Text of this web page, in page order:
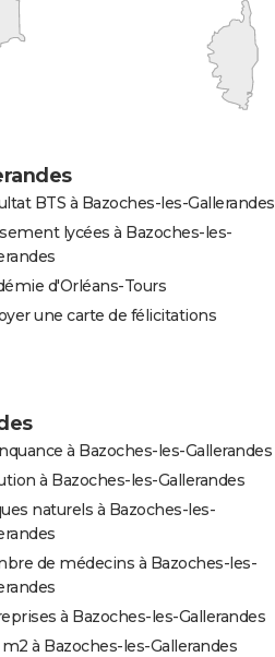
BTS à Bazoches-les-Gallerandes
lycées à Bazoches-les-
d'Orléans-Tours
une carte de félicitations
à Bazoches-les-Gallerandes
à Bazoches-les-Gallerandes
naturels à Bazoches-les-
de médecins à Bazoches-les-
à Bazoches-les-Gallerandes
à Bazoches-les-Gallerandes